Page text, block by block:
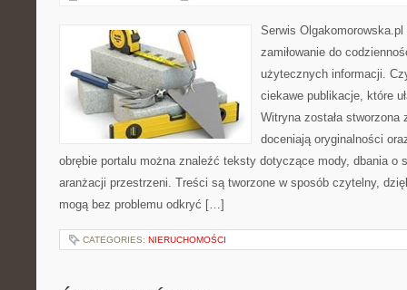
Serwis
zamiłowanie do
użytecznych informacji.
ciekawe publikacje, które
Witryna została
doceniają oryginalności
obrębie portalu można znaleźć teksty dotyczące mody, dbania o
aranżacji przestrzeni. Treści są tworzone w sposób czytelny,
mogą bez problemu odkryć […]
CATEGORIES: NIERUCHOMOŚCI